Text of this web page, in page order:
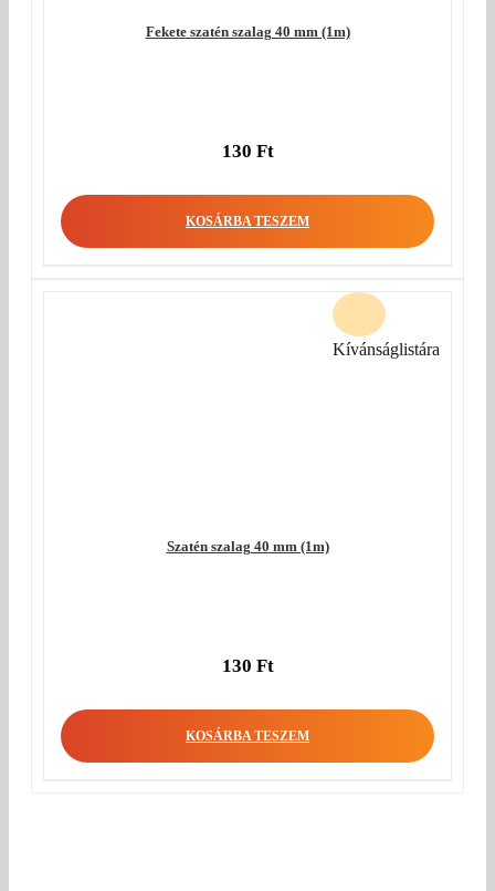
Fekete szatén szalag 40 mm (1m)
130 Ft
KOSÁRBA TESZEM
Szatén szalag 40 mm (1m)
130 Ft
KOSÁRBA TESZEM
Kívánságlistára